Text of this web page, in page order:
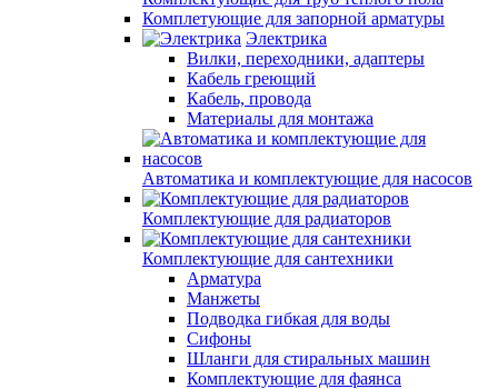
Комплетующие для запорной арматуры
Электрика
Вилки, переходники, адаптеры
Кабель греющий
Кабель, провода
Материалы для монтажа
Автоматика и комплектующие для насосов
Комплектующие для радиаторов
Комплектующие для сантехники
Арматура
Манжеты
Подводка гибкая для воды
Сифоны
Шланги для стиральных машин
Комплектующие для фаянса